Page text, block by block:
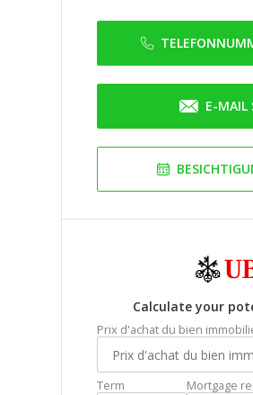
E-MAIL
Calculate your
Prix d'achat du bien
Term
Mortgage